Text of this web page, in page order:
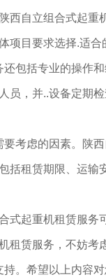
西自立组合式起重
项目要求选择.适合
包括专业的操作
员，并..设备定期
考虑的因素。陕
括租赁期限、运输
式起重机租赁服务
租赁服务，不妨考
。希望以上内容对